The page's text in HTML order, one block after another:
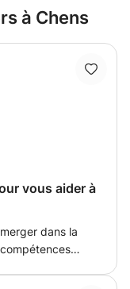
à Chens
dans la